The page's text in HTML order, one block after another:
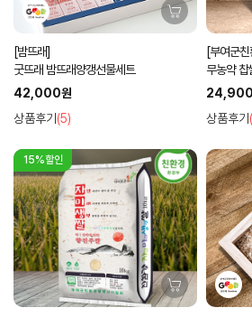
[밤뜨래]
굿뜨래 밤뜨래양갱선물세트
42,000원
상품후기 (5)
[부여군
무농약
상품후기
15%할인